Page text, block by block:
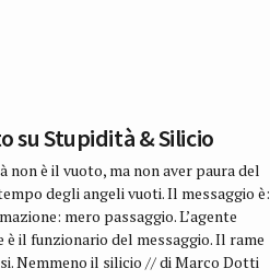
su Stupidità & Silicio
non è il vuoto, ma non aver paura del
degli angeli vuoti. Il messaggio è:
mero passaggio. L’agente
il funzionario del messaggio. Il rame
Nemmeno il silicio // di Marco Dotti